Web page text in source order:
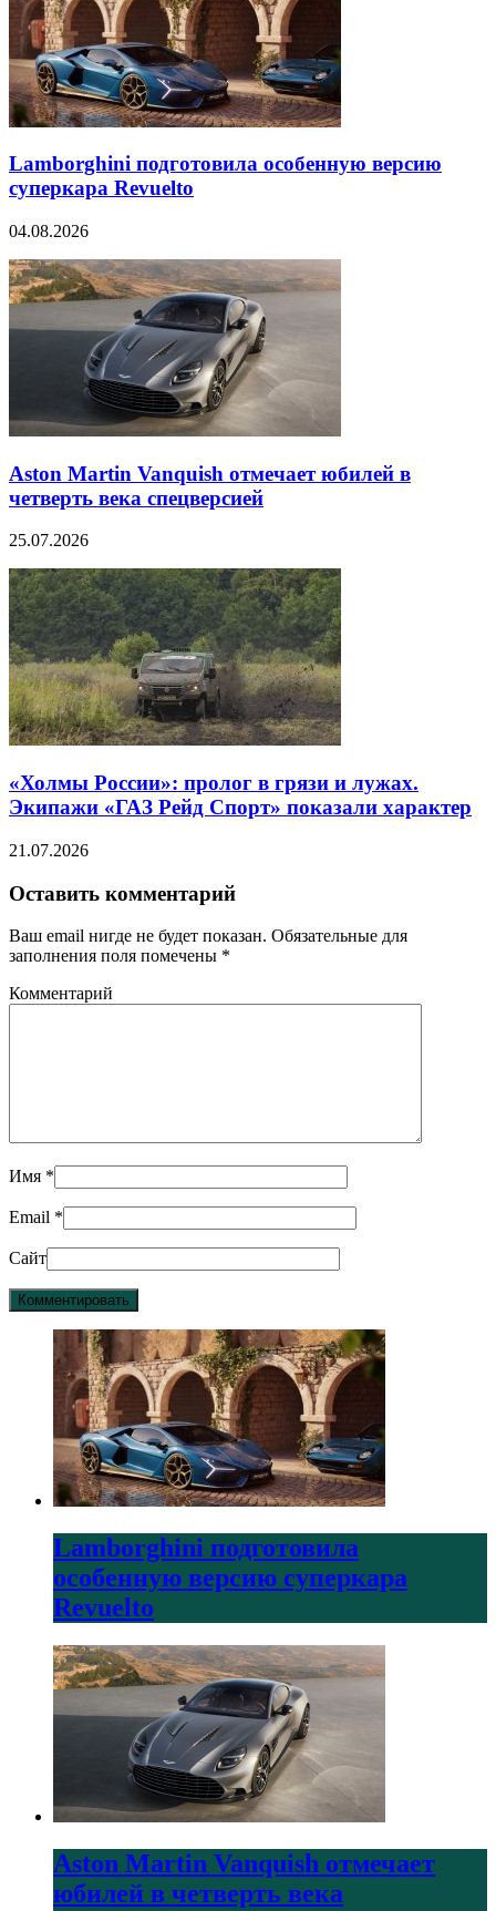
Lamborghini подготовила особенную версию
суперкара Revuelto
04.08.2026
Aston Martin Vanquish отмечает юбилей в
четверть века спецверсией
25.07.2026
«Холмы России»: пролог в грязи и лужах.
Экипажи «ГАЗ Рейд Спорт» показали характер
21.07.2026
Оставить комментарий
Ваш email нигде не будет показан. Обязательные для
заполнения поля помечены *
Комментарий
Имя *
Email *
Сайт
Lamborghini подготовила
особенную версию суперкара
Revuelto
Aston Martin Vanquish отмечает
юбилей в четверть века